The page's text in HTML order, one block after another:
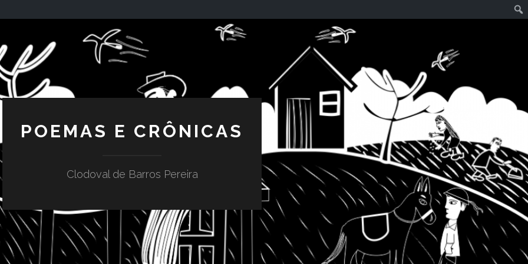
POEMAS E CRÔNICAS
Clodoval de Barros Pereira